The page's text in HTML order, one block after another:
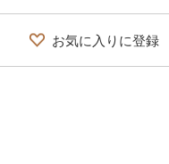
お気に入りに登録